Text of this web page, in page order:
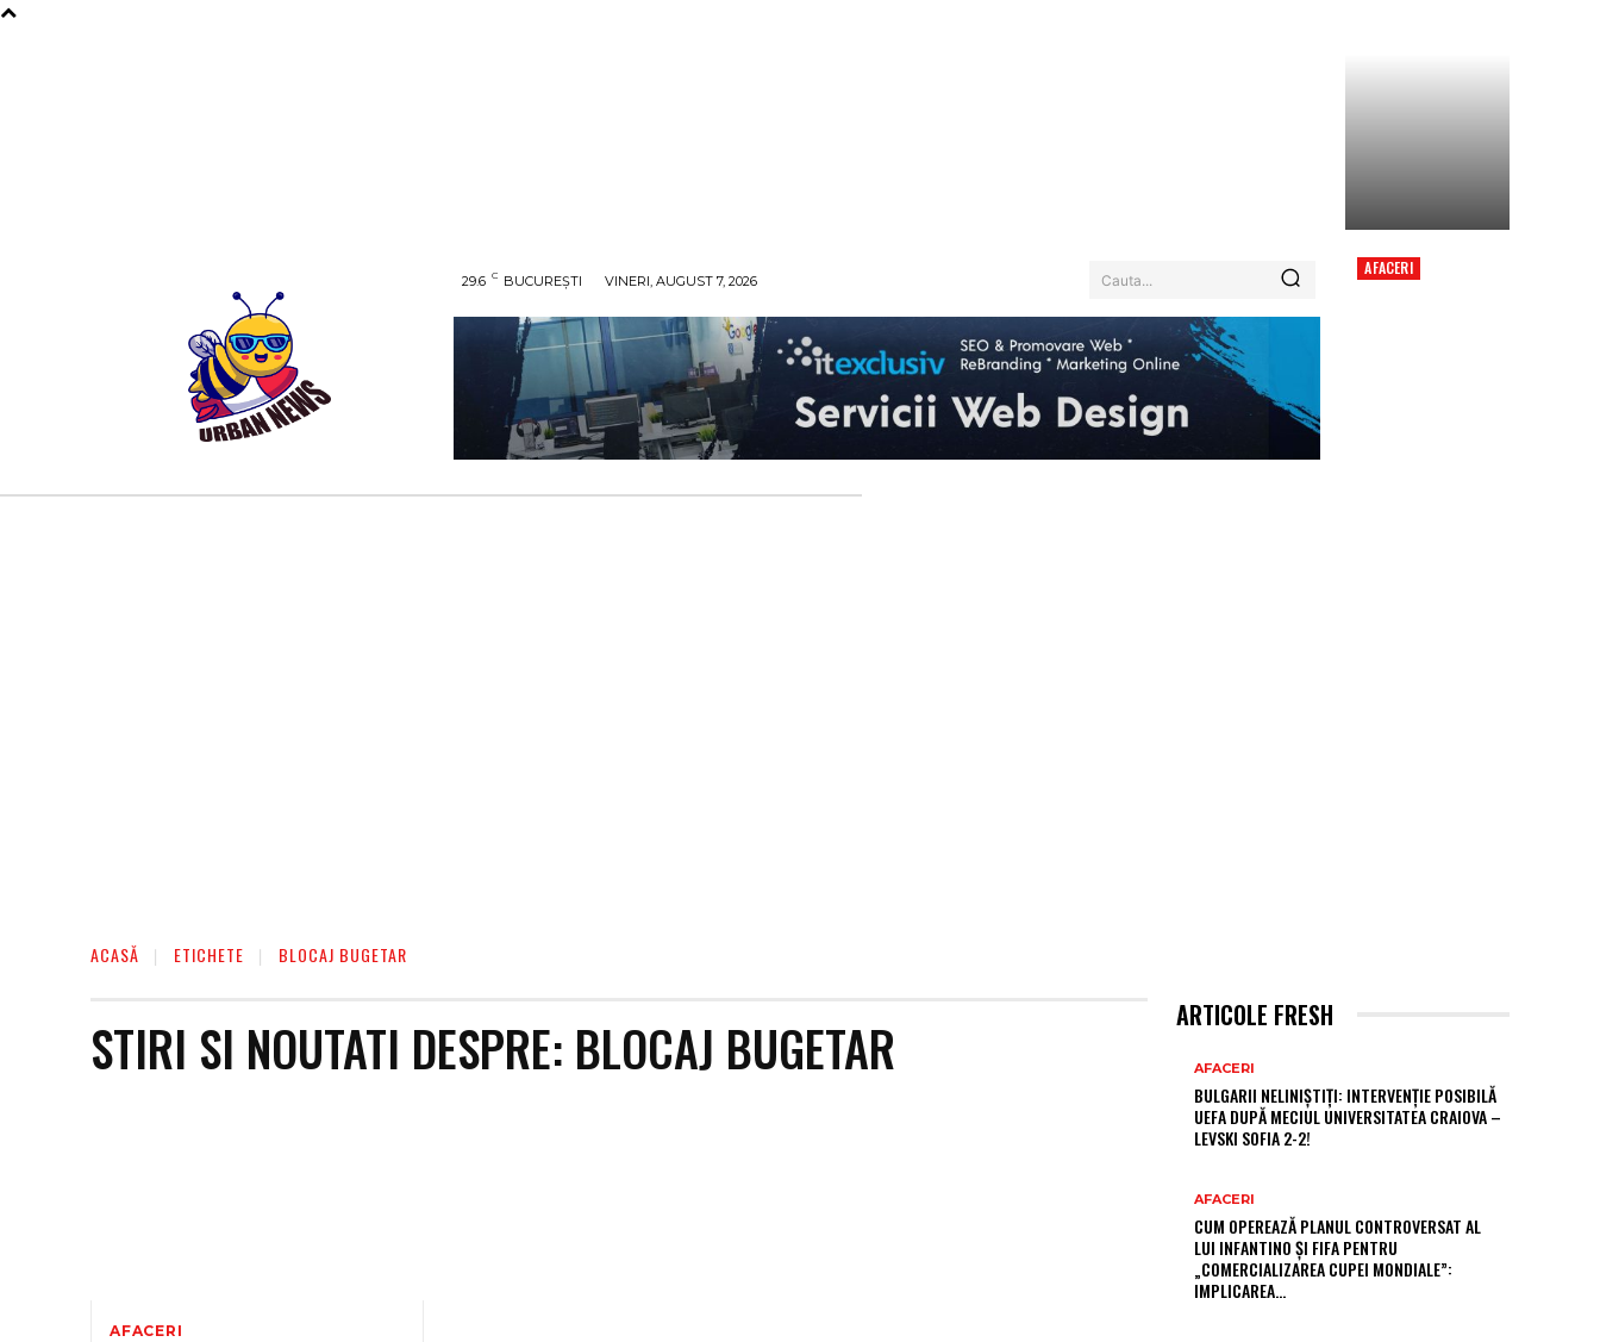
29.6 C BUCUREȘTI VINERI, AUGUST 7, 2026 Cauta...
AFACERI
ACASĂ ETICHETE BLOCAJ BUGETAR
STIRI SI NOUTATI DESPRE: BLOCAJ BUGETAR
AFACERI
ARTICOLE FRESH
AFACERI
BULGARII NELINIȘTIȚI: INTERVENȚIE POSIBILĂ
UEFA DUPĂ MECIUL UNIVERSITATEA CRAIOVA –
LEVSKI SOFIA 2-2!
AFACERI
CUM OPEREAZĂ PLANUL CONTROVERSAT AL
LUI INFANTINO ȘI FIFA PENTRU
„COMERCIALIZAREA CUPEI MONDIALE”:
IMPLICAREA…